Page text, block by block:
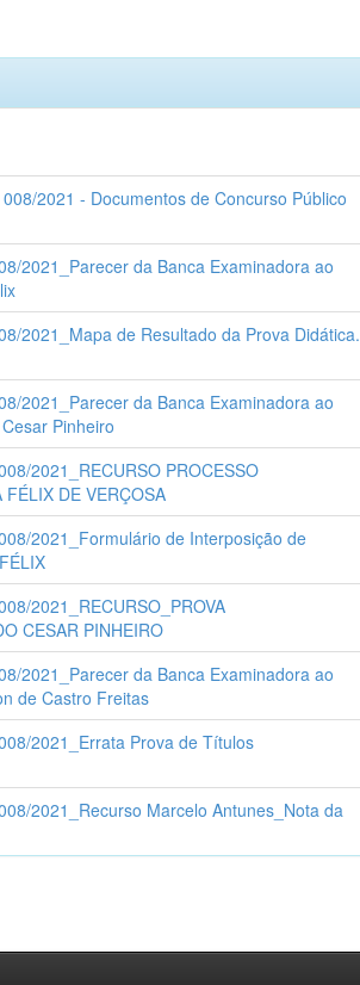
2021 - Documentos de Concurso Público
2021_Parecer da Banca Examinadora ao
2021_Mapa de Resultado da Prova Didática.
2021_Parecer da Banca Examinadora ao
Pinheiro
2021_RECURSO PROCESSO
FÉLIX DE VERÇOSA
2021_Formulário de Interposição de
2021_RECURSO_PROVA
CESAR PINHEIRO
2021_Parecer da Banca Examinadora ao
de Castro Freitas
2021_Errata Prova de Títulos
2021_Recurso Marcelo Antunes_Nota da